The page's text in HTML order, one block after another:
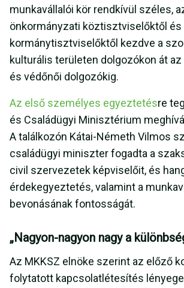
munkavállalói kör rendkívül széles,
önkormányzati köztisztviselőktől és
kormánytisztviselőktől kezdve a
kulturális területen dolgozókon át
és védőnői dolgozókig.
Az első személyes egyeztetésre
és Családügyi Minisztérium
A találkozón Kátai-Németh Vilmos
családügyi miniszter fogadta a
civil szervezetek képviselőit, és
érdekegyeztetés, valamint a
bevonásának fontosságát.
„Nagyon-nagyon nagy a
Az MKKSZ elnöke szerint az előző
folytatott kapcsolatlétesítés